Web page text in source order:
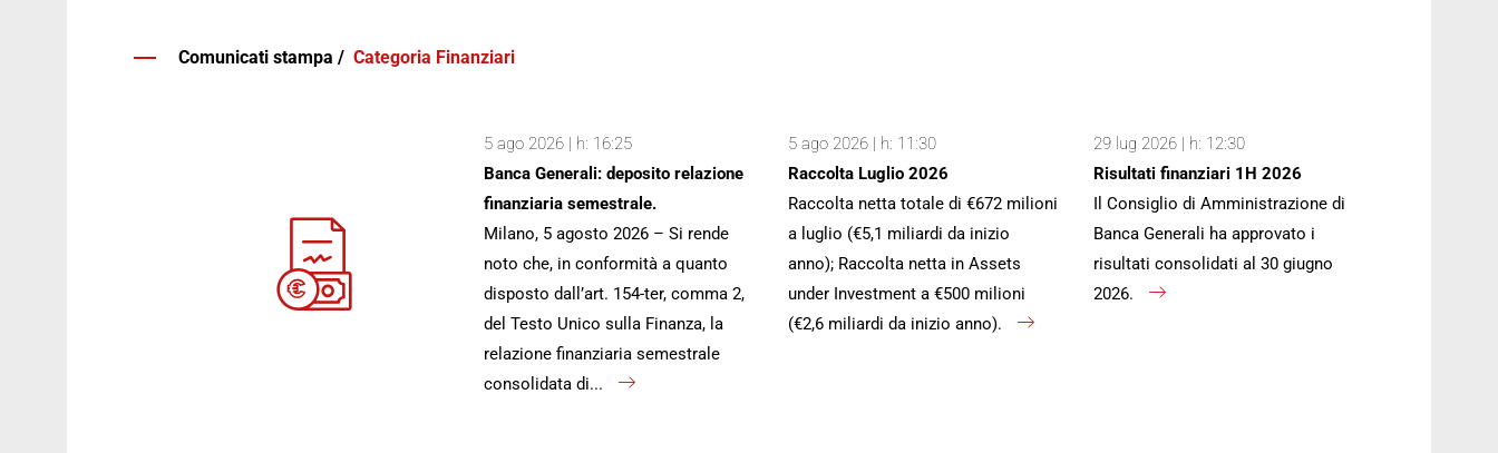
Comunicati stampa / Categoria Finanziari
5 ago 2026 | h: 16:25
Banca Generali: deposito relazione
finanziaria semestrale.
Milano, 5 agosto 2026 – Si rende
noto che, in conformità a quanto
disposto dall’art. 154-ter, comma 2,
del Testo Unico sulla Finanza, la
relazione finanziaria semestrale
consolidata di...
5 ago 2026 | h: 11:30
Raccolta Luglio 2026
Raccolta netta totale di €672 milioni
a luglio (€5,1 miliardi da inizio
anno); Raccolta netta in Assets
under Investment a €500 milioni
(€2,6 miliardi da inizio anno).
29 lug 2026 | h: 12:30
Risultati finanziari 1H 2026
Il Consiglio di Amministrazione di
Banca Generali ha approvato i
risultati consolidati al 30 giugno
2026.